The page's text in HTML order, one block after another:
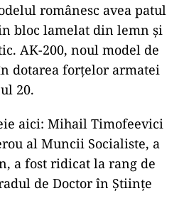
românesc avea patul
bloc lamelat din lemn şi
AK-200, noul model de
dotarea forţelor armatei
20.
aici: Mihail Timofeevici
al Muncii Socialiste, a
a fost ridicat la rang de
de Doctor în Ştiinţe